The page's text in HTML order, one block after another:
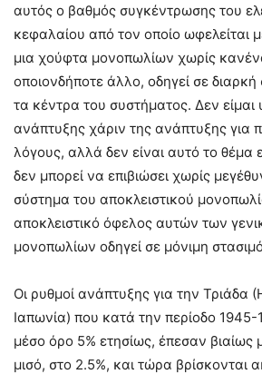
αυτός ο βαθμός συγκέντρωσης του
κεφαλαίου από τον οποίο ωφελείται
μια χούφτα μονοπωλίων χωρίς
οποιονδήποτε άλλο, οδηγεί σε διαρκή
τα κέντρα του συστήματος. Δεν
ανάπτυξης χάριν της ανάπτυξης για
λόγους, αλλά δεν είναι αυτό το θέμα
δεν μπορεί να επιβιώσει χωρίς
σύστημα του αποκλειστικού
αποκλειστικό όφελος αυτών των
μονοπωλίων οδηγεί σε μόνιμη
Οι ρυθμοί ανάπτυξης για την
Ιαπωνία) που κατά την περίοδο
μέσο όρο 5% ετησίως, έπεσαν βιαίως
μισό, στο 2.5%, και τώρα βρίσκονται